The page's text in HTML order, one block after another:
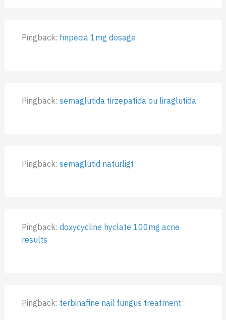
Pingback:finpecia 1mg dosage
Pingback:semaglutida tirzepatida ou liraglutida
Pingback:semaglutid naturligt
Pingback:doxycycline hyclate 100mg acne
results
Pingback: terbinafine nail fungus treatment